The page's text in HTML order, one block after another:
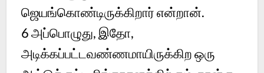
ஜெயங்கொண்டிருக்கிறார் என்றான்.
6அப்பொழுது, இதோ,
அடிக்கப்பட்டவண்ணமாயிருக்கிற ஒரு